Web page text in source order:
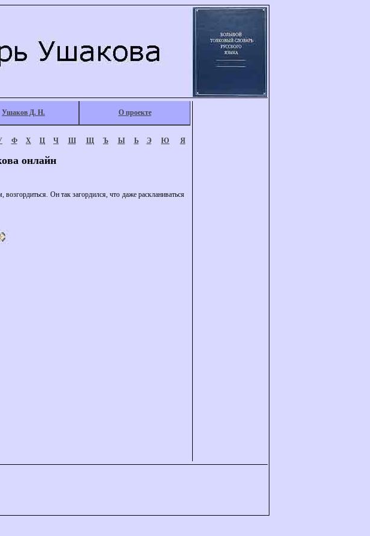
Ушаков Д. Н. О проекте
Ф Х Ц Ч Ш Щ Ъ Ы Ь Э Ю Я
онлайн
Он так загордился, что даже раскланиваться